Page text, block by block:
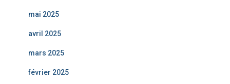
mai 2025
avril 2025
mars 2025
février 2025